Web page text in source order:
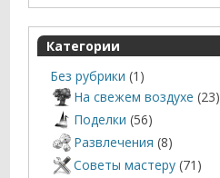
Категории
Без рубрики (1)
На свежем воздухе (23)
Поделки (56)
Развлечения (8)
Советы мастеру (71)